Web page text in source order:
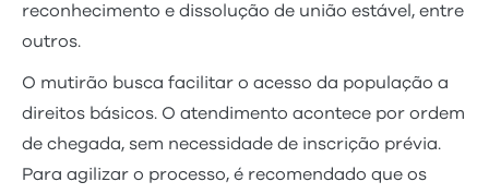
reconhecimento e dissolução de união estável, entre
outros.
O mutirão busca facilitar o acesso da população a
direitos básicos. O atendimento acontece por ordem
de chegada, sem necessidade de inscrição prévia.
Para agilizar o processo, é recomendado que os